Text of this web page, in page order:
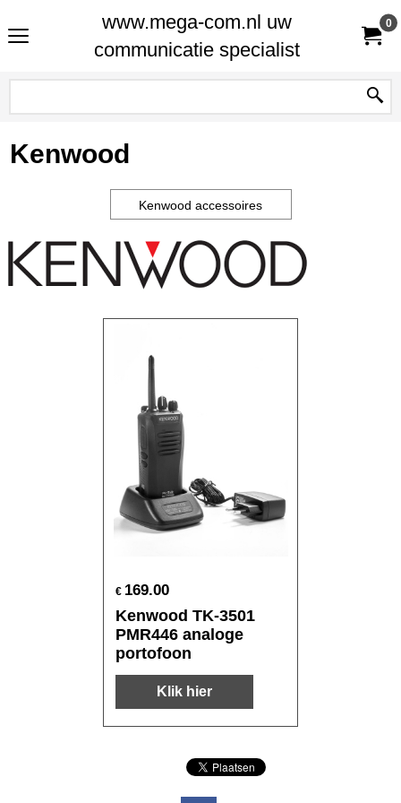
www.mega-com.nl uw
communicatie specialist
0
Kenwood
Kenwood accessoires
€ 169.00
Kenwood TK-3501
PMR446 analoge
portofoon
Klik hier